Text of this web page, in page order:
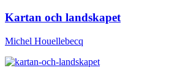
Kartan och landskapet
Michel Houellebecq